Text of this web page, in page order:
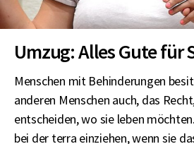
Umzug: Alles Gute für
Menschen mit Behinderungen
anderen Menschen auch, das
entscheiden, wo sie leben
bei der terra einziehen, wenn sie